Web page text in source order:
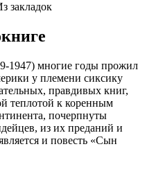
закладок
1947) многие годы прожил
у племени сиксику
правдивых книг,
теплотой к коренным
почерпнуты
из их преданий и
и повесть «Сын